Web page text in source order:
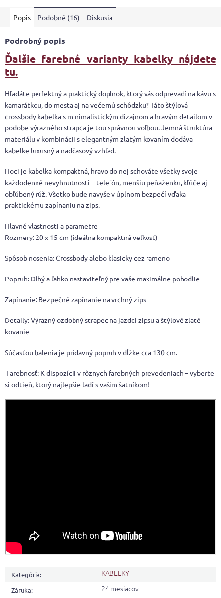
Popis Podobné (16) Diskusia
Podrobný popis
Ďalšie farebné varianty kabelky nájdete
tu.
Hľadáte perfektný a praktický doplnok, ktorý vás odprevadí na kávu s
kamarátkou, do mesta aj na večernú schôdzku? Táto štýlová
crossbody kabelka s minimalistickým dizajnom a hravým detailom v
podobe výrazného strapca je tou správnou voľbou. Jemná štruktúra
materiálu v kombinácii s elegantným zlatým kovaním dodáva
kabelke luxusný a nadčasový vzhľad.
Hoci je kabelka kompaktná, hravo do nej schováte všetky svoje
každodenné nevyhnutnosti – telefón, menšiu peňaženku, kľúče aj
obľúbený rúž. Všetko bude navyše v úplnom bezpečí vďaka
praktickému zapínaniu na zips.
Hlavné vlastnosti a parametre
Rozmery: 20 x 15 cm (ideálna kompaktná veľkosť)
Spôsob nosenia: Crossbody alebo klasicky cez rameno
Popruh: Dlhý a ľahko nastaviteľný pre vaše maximálne pohodlie
Zapínanie: Bezpečné zapínanie na vrchný zips
Detaily: Výrazný ozdobný strapec na jazdci zipsu a štýlové zlaté
kovanie
Súčasťou balenia je prídavný popruh v dĺžke cca 130 cm.
Farebnosť: K dispozícii v rôznych farebných prevedeniach – vyberte
si odtieň, ktorý najlepšie ladí s vašim šatníkom!
Kategória: KABELKY
Záruka: 24 mesiacov